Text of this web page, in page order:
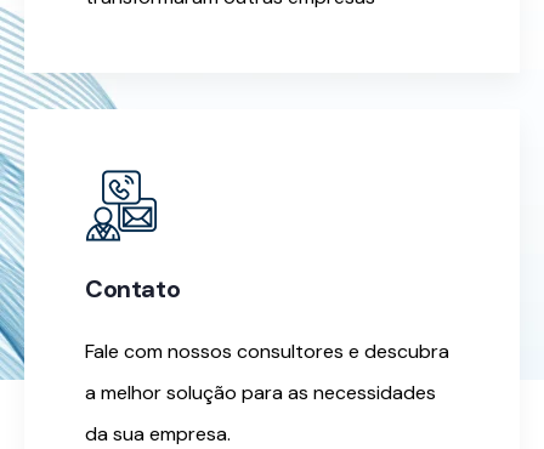
Contato
Fale com nossos consultores e descubra
a melhor solução para as necessidades
da sua empresa.